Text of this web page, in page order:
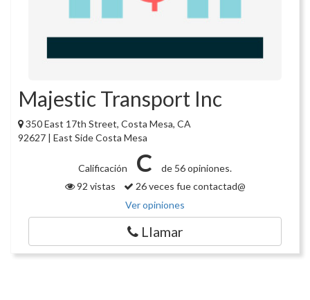
Majestic Transport Inc
350 East 17th Street, Costa Mesa, CA
92627 | East Side Costa Mesa
Calificación C
de 56 opiniones.
92 vistas
26 veces fue contactad@
Ver opiniones
Llamar